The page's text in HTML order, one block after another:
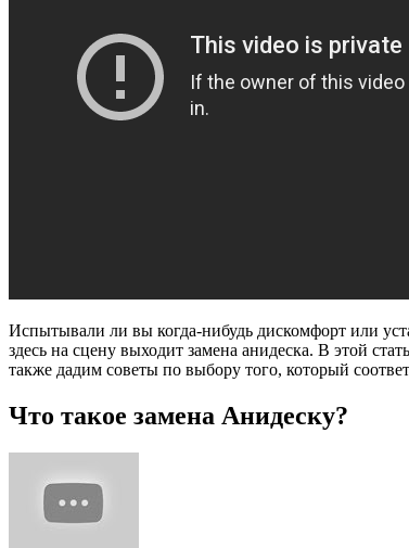
Испытывали ли вы когда-нибудь дискомфорт или
здесь на сцену выходит замена анидеска. В этой
также дадим советы по выбору того, который
Что такое замена Анидеску?